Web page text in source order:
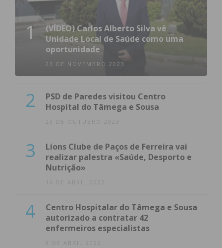
1
(VÍDEO) Carlos Alberto Silva vê
Unidade Local de Saúde como uma
oportunidade
23 DE NOVEMBRO 2023
2
PSD de Paredes visitou Centro
Hospital do Tâmega e Sousa
23 DE OUTUBRO 2023
3
Lions Clube de Paços de Ferreira vai
realizar palestra «Saúde, Desporto e
Nutrição»
14 DE ABRIL 2022
4
Centro Hospitalar do Tâmega e Sousa
autorizado a contratar 42
enfermeiros especialistas
8 DE ABRIL 2022